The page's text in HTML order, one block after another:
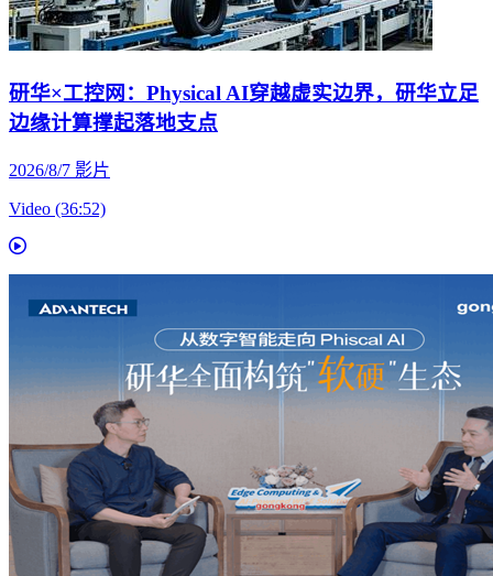
研华×工控网：Physical AI穿越虚实边界，研华立足
边缘计算撑起落地支点
2026/8/7 影片
Video (36:52)